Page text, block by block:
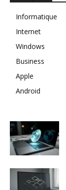
Informatique
Internet
Windows
Business
Apple
Android